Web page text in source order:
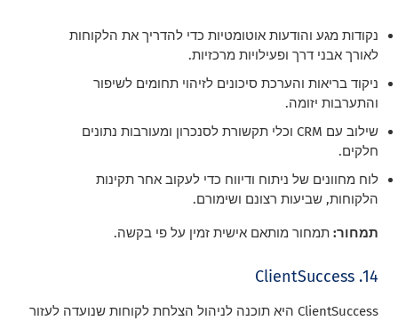
נקודות מגע והודעות אוטומטיות כדי להדריך את הלקוחות
לאורך אבני דרך ופעילויות מרכזיות.
ניקוד בריאות והערכת סיכונים לזיהוי תחומים לשיפור
והתערבות יזומה.
שילוב עם CRM וכלי תקשורת לסנכרון ומעורבות נתונים
חלקים.
לוח מחוונים של ניתוח ודיווח כדי לעקוב אחר תקינות
הלקוחות, שביעות רצונם ושימורם.
תמחור: תמחור מותאם אישית זמין על פי בקשה.
14. ClientSuccess
ClientSuccess היא תוכנה לניהול הצלחת לקוחות שנועדה לעזור